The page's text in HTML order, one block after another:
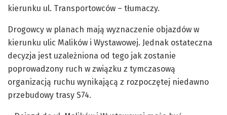
kierunku ul. Transportowców – tłumaczy.
Drogowcy w planach mają wyznaczenie objazdów w
kierunku ulic Malików i Wystawowej. Jednak ostateczna
decyzja jest uzależniona od tego jak zostanie
poprowadzony ruch w związku z tymczasową
organizacją ruchu wynikającą z rozpoczętej niedawno
przebudowy trasy S74.